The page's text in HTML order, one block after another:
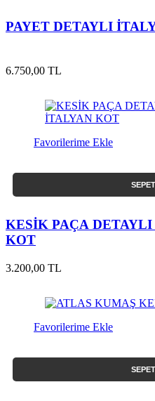
PAYET DETAYLI
6.750,00 TL
Favorilerime Ekle
KESİK PAÇA
KOT
3.200,00 TL
Favorilerime Ekle